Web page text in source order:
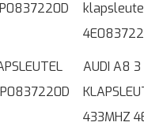
AUDI A8 3
433MHZ